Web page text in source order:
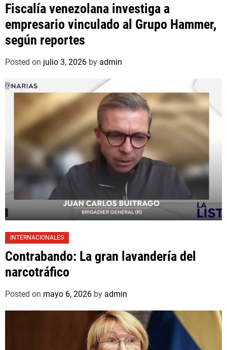
Fiscalía venezolana investiga a
empresario vinculado al Grupo Hammer,
según reportes
Posted on julio 3, 2026 by admin
INTERNACIONALES
Contrabando: La gran lavandería del
narcotráfico
Posted on mayo 6, 2026 by admin